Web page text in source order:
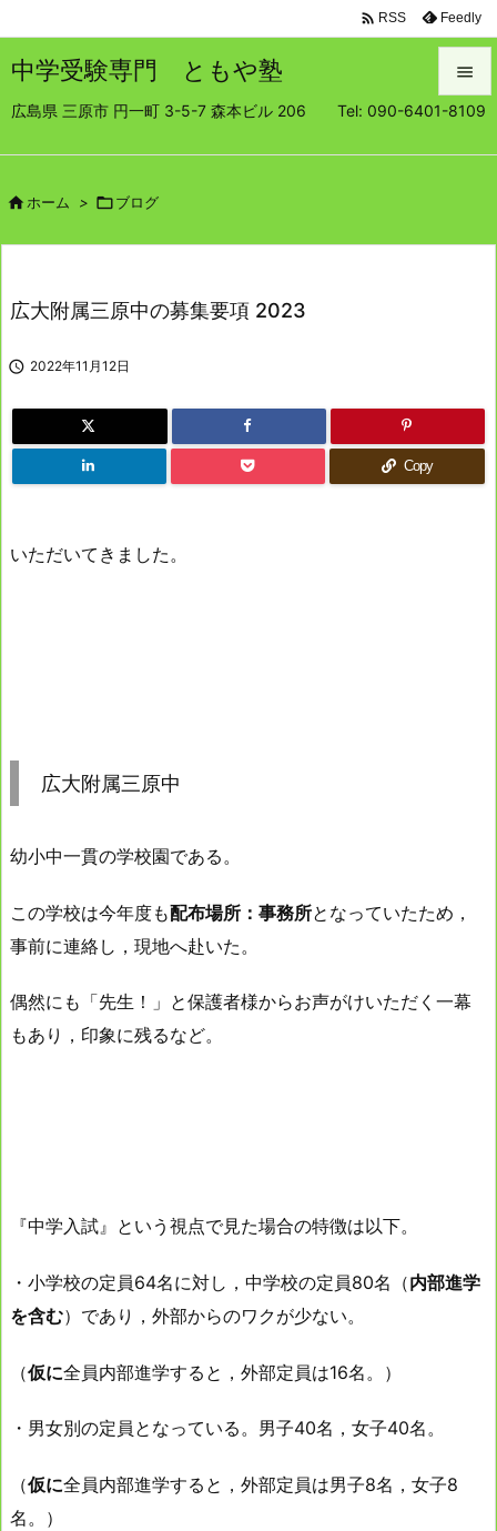
中学受験専門 ともや塾
広島県 三原市 円一町 3-5-7 森本ビル 206 Tel: 090-6401-8109


 RSS Feedly
 ホーム > ブログ
広大附属三原中の募集要項 2023
 2022年11月12日
Copy
いただいてきました。
広大附属三原中
幼小中一貫の学校園である。
この学校は今年度も配布場所：事務所となっていたため，
事前に連絡し，現地へ赴いた。
偶然にも「先生！」と保護者様からお声がけいただく一幕
もあり，印象に残るなど。
『中学入試』という視点で見た場合の特徴は以下。
・小学校の定員64名に対し，中学校の定員80名（内部進学
を含む）であり，外部からのワクが少ない。
（仮に全員内部進学すると，外部定員は16名。）
・男女別の定員となっている。男子40名，女子40名。
（仮に全員内部進学すると，外部定員は男子8名，女子8
名。）